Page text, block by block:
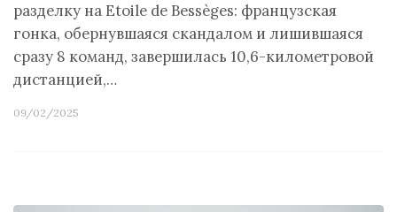
разделку на Etoile de Bessèges: французская
гонка, обернувшаяся скандалом и лишившаяся
сразу 8 команд, завершилась 10,6-километровой
дистанцией,…
09/02/2025